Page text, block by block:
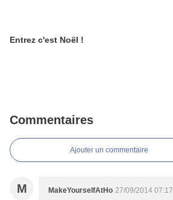
Entrez c'est Noël !
Commentaires
Ajouter un commentaire
M MakeYourselfAtHo 27/09/2014 07:17